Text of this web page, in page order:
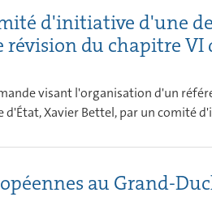
d'initiative d'une
révision du chapitre
visant l'organisation d'un
Xavier Bettel, par un comité
au Grand-